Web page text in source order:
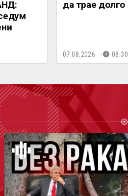
да трае долго
07.08.2026. 08:30